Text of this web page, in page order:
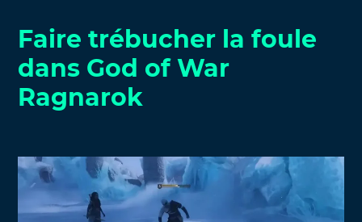
Faire trébucher la foule
dans God of War
Ragnarok